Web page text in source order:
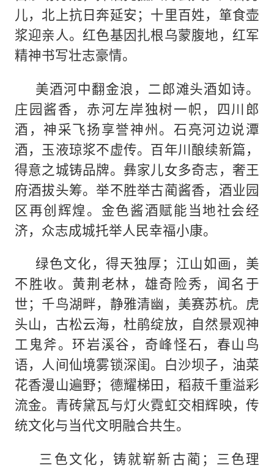
儿，北上抗日奔延安；十里百姓，箪食壶
浆迎亲人。红色基因扎根乌蒙腹地，红军
精神书写壮志豪情。
美酒河中翻金浪，二郎滩头酒如诗。
庄园酱香，赤河左岸独树一帜，四川郎
酒，神采飞扬享誉神州。石亮河边说潭
酒，玉液琼浆不虚传。百年川酿续新篇，
得意之城铸品牌。彝家儿女多奇志，奢王
府酒拔头筹。举不胜举古蔺酱香，酒业园
区再创辉煌。金色酱酒赋能当地社会经
济，众志成城托举人民幸福小康。
绿色文化，得天独厚；江山如画，美
不胜收。黄荆老林，雄奇险秀，闻名于
世；千鸟湖畔，静雅清幽，美赛苏杭。虎
头山，古松云海，杜鹃绽放，自然景观神
工鬼斧。环岩溪谷，奇峰怪石，春山鸟
语，人间仙境雾锁深闺。白沙坝子，油菜
花香漫山遍野；德耀梯田，稻菽千重溢彩
流金。青砖黛瓦与灯火霓虹交相辉映，传
统文化与当代文明融合共生。
三色文化，铸就崭新古蔺；三色理